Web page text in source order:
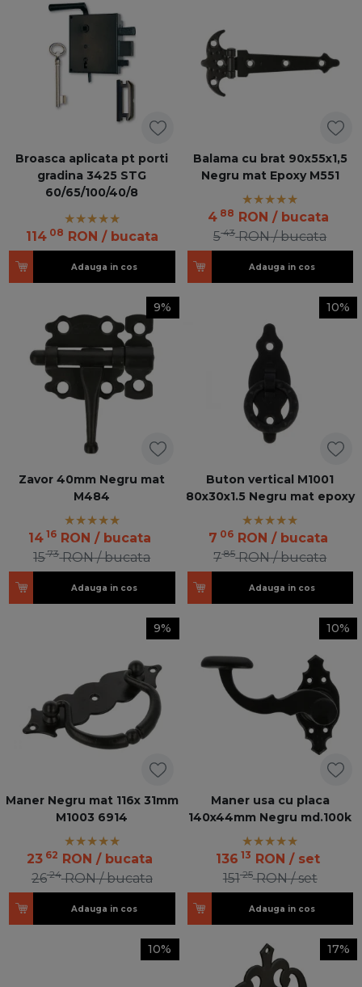
Broasca aplicata pt porti
gradina 3425 STG
60/65/100/40/8
114 08 RON / bucata
Adauga in cos
Balama cu brat 90x55x1,5
Negru mat Epoxy M551
4 88 RON / bucata
543 RON / bucata
Adauga in cos
9%
Zavor 40mm Negru mat
M484
14 16 RON / bucata
1573 RON / bucata
Adauga in cos
10%
Buton vertical M1001
80x30x1.5 Negru mat epoxy
7 06 RON / bucata
785 RON / bucata
Adauga in cos
9%
Maner Negru mat 116x 31mm
M1003 6914
23 62 RON / bucata
2624 RON / bucata
Adauga in cos
10%
Maner usa cu placa
140x44mm Negru md.100k
136 13 RON / set
15125 RON / set
Adauga in cos
10% 17%